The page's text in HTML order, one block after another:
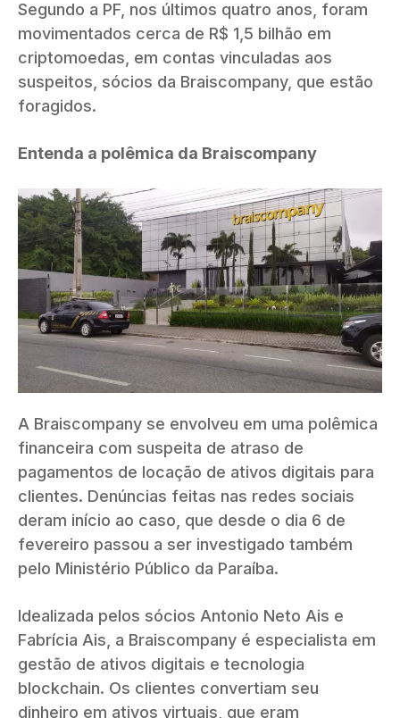
Segundo a PF, nos últimos quatro anos, foram
movimentados cerca de R$ 1,5 bilhão em
criptomoedas, em contas vinculadas aos
suspeitos, sócios da Braiscompany, que estão
foragidos.
Entenda a polêmica da Braiscompany
A Braiscompany se envolveu em uma polêmica
financeira com suspeita de atraso de
pagamentos de locação de ativos digitais para
clientes. Denúncias feitas nas redes sociais
deram início ao caso, que desde o dia 6 de
fevereiro passou a ser investigado também
pelo Ministério Público da Paraíba.
Idealizada pelos sócios Antonio Neto Ais e
Fabrícia Ais, a Braiscompany é especialista em
gestão de ativos digitais e tecnologia
blockchain. Os clientes convertiam seu
dinheiro em ativos virtuais, que eram